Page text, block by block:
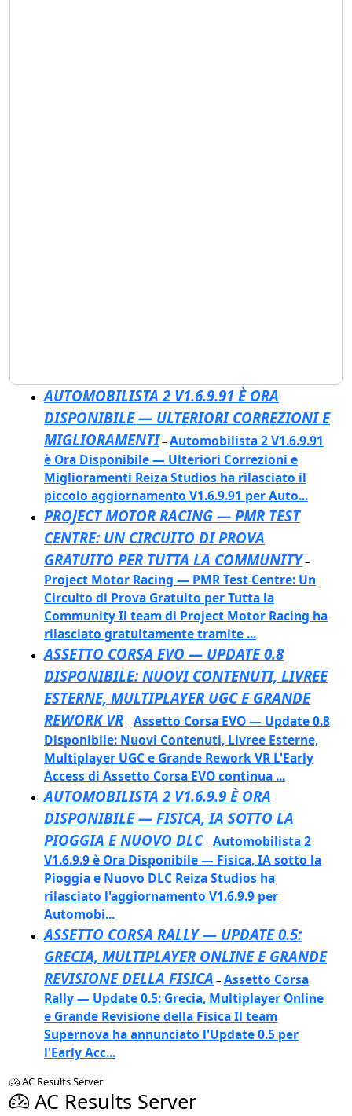
AUTOMOBILISTA 2 V1.6.9.91 È ORA
DISPONIBILE — ULTERIORI CORREZIONI E
MIGLIORAMENTI– Automobilista 2 V1.6.9.91
è Ora Disponibile — Ulteriori Correzioni e
Miglioramenti Reiza Studios ha rilasciato il
piccolo aggiornamento V1.6.9.91 per Auto...
PROJECT MOTOR RACING — PMR TEST
CENTRE: UN CIRCUITO DI PROVA
GRATUITO PER TUTTA LA COMMUNITY–
Project Motor Racing — PMR Test Centre: Un
Circuito di Prova Gratuito per Tutta la
Community Il team di Project Motor Racing ha
rilasciato gratuitamente tramite ...
ASSETTO CORSA EVO — UPDATE 0.8
DISPONIBILE: NUOVI CONTENUTI, LIVREE
ESTERNE, MULTIPLAYER UGC E GRANDE
REWORK VR– Assetto Corsa EVO — Update 0.8
Disponibile: Nuovi Contenuti, Livree Esterne,
Multiplayer UGC e Grande Rework VR L'Early
Access di Assetto Corsa EVO continua ...
AUTOMOBILISTA 2 V1.6.9.9 È ORA
DISPONIBILE — FISICA, IA SOTTO LA
PIOGGIA E NUOVO DLC– Automobilista 2
V1.6.9.9 è Ora Disponibile — Fisica, IA sotto la
Pioggia e Nuovo DLC Reiza Studios ha
rilasciato l'aggiornamento V1.6.9.9 per
Automobi...
ASSETTO CORSA RALLY — UPDATE 0.5:
GRECIA, MULTIPLAYER ONLINE E GRANDE
REVISIONE DELLA FISICA – Assetto Corsa
Rally — Update 0.5: Grecia, Multiplayer Online
e Grande Revisione della Fisica Il team
Supernova ha annunciato l'Update 0.5 per
l'Early Acc...
AC Results Server
AC Results Server